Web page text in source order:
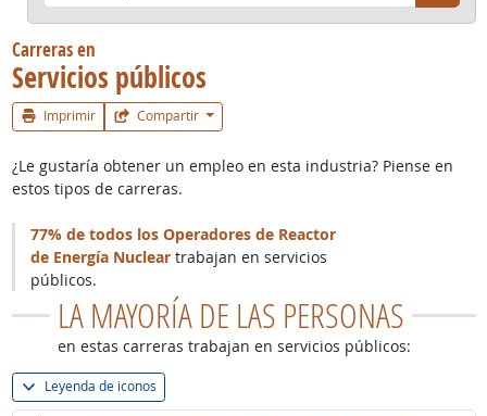
Carreras en
Servicios públicos
Imprimir Compartir
¿Le gustaría obtener un empleo en esta industria? Piense en
estos tipos de carreras.
77% de todos los Operadores de Reactor
de Energía Nucleartrabajan en servicios
públicos.
LA MAYORÍA DE LAS PERSONAS
en estas carreras trabajan en servicios públicos:
Leyenda de iconos